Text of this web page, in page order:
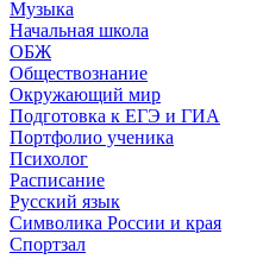
Музыка
Начальная школа
ОБЖ
Обществознание
Окружающий мир
Подготовка к ЕГЭ и ГИА
Портфолио ученика
Психолог
Расписание
Русский язык
Символика России и края
Спортзал